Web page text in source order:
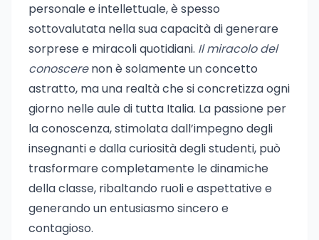
personale e intellettuale, è spesso
sottovalutata nella sua capacità di generare
sorprese e miracoli quotidiani. Il miracolo del
conoscerenon è solamente un concetto
astratto, ma una realtà che si concretizza ogni
giorno nelle aule di tutta Italia. La passione per
la conoscenza, stimolata dall’impegno degli
insegnanti e dalla curiosità degli studenti, può
trasformare completamente le dinamiche
della classe, ribaltando ruoli e aspettative e
generando un entusiasmo sincero e
contagioso.